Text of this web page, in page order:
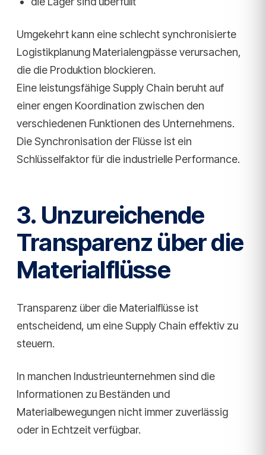
Umgekehrt kann eine schlecht synchronisierte
Logistikplanung Materialengpässe verursachen,
die die Produktion blockieren.
Eine leistungsfähige Supply Chain beruht auf
einer engen Koordination zwischen den
verschiedenen Funktionen des Unternehmens.
Die Synchronisation der Flüsse ist ein
Schlüsselfaktor für die industrielle Performance.
3. Unzureichende
Transparenz über die
Materialflüsse
Transparenz über die Materialflüsse ist
entscheidend, um eine Supply Chain effektiv zu
steuern.
In manchen Industrieunternehmen sind die
Informationen zu Beständen und
Materialbewegungen nicht immer zuverlässig
oder in Echtzeit verfügbar.